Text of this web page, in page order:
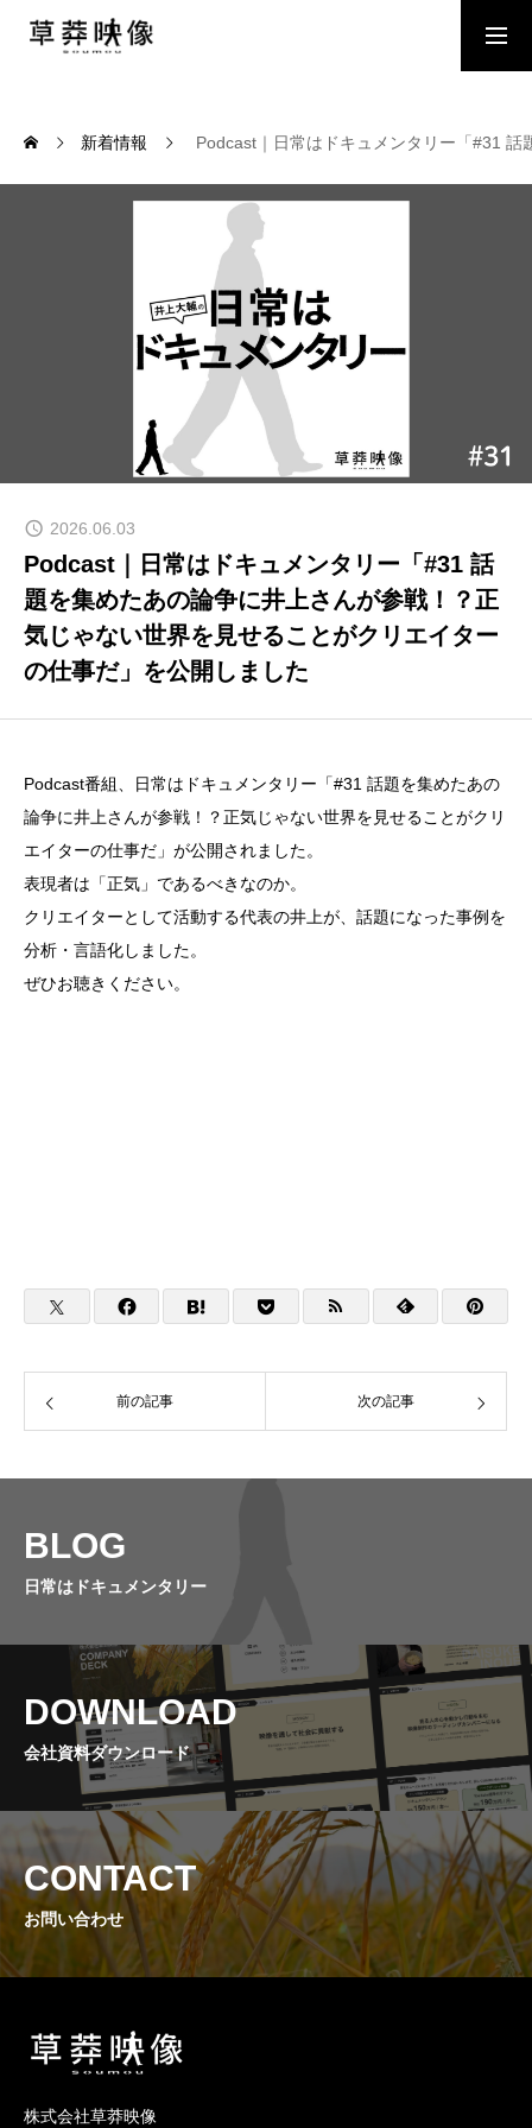
株式会社草莽映像について
WANTED
BLOG
日常はドキュメンタリー
DOWNLOAD
資料ダウンロード
お問い合わせ
新着情報 Podcast｜日常はドキュメンタリー「#31
2026.06.03
Podcast｜日常はドキュメンタリー「#31 話
題を集めたあの論争に井上さんが参戦！？正
気じゃない世界を見せることがクリエイター
の仕事だ」を公開しました
Podcast番組、日常はドキュメンタリー「#31 話題を集めたあの
論争に井上さんが参戦！？正気じゃない世界を見せることがクリ
エイターの仕事だ」が公開されました。
表現者は「正気」であるべきなのか。
クリエイターとして活動する代表の井上が、話題になった事例を
分析・言語化しました。
ぜひお聴きください。
前の記事 次の記事
BLOG
日常はドキュメンタリー
DOWNLOAD
会社資料ダウンロード
CONTACT
お問い合わせ
株式会社草莽映像